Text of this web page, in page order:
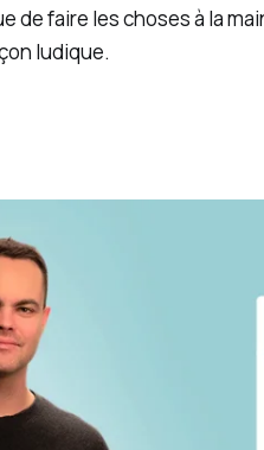
de faire les choses à la
ludique.